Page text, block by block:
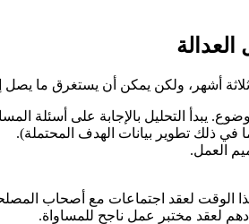
أشهر، ولكن يمكن أن يستغرق ما يصل
يبدأ التحليل بالإجابة على أسئلة
في ذلك تطوير بيانات الهدف المحتملة).
العمل.
لعقد اجتماعات مع أصحاب المصلحة
لعقد مختبر عمل ناجح للمساواة.